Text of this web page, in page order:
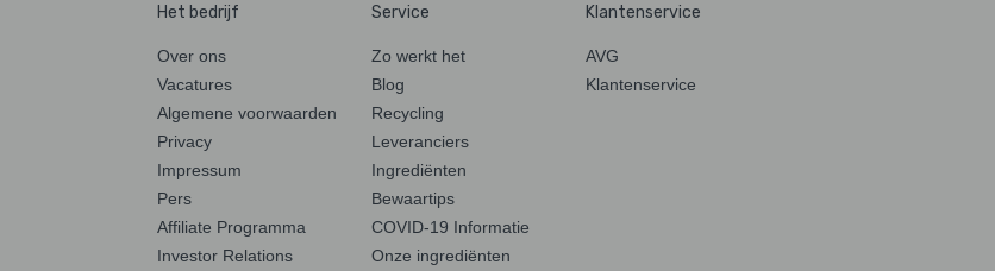
Het bedrijf
Over ons
Vacatures
Algemene voorwaarden
Privacy
Impressum
Pers
Affiliate Programma
Investor Relations
Service
Zo werkt het
Blog
Recycling
Leveranciers
Ingrediënten
Bewaartips
COVID-19 Informatie
Onze ingrediënten
Klantenservice
AVG
Klantenservice